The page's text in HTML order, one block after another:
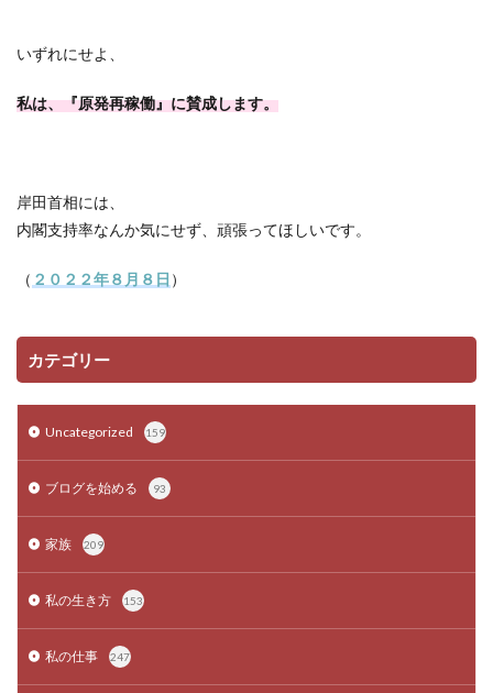
いずれにせよ、
私は、『原発再稼働』に賛成します。
岸田首相には、
内閣支持率なんか気にせず、頑張ってほしいです。
（ ２０２２年８月８日 ）
カテゴリー
Uncategorized 159
ブログを始める 93
家族 209
私の生き方 153
私の仕事 247